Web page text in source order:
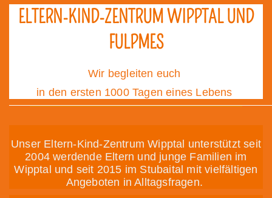
ELTERN-KIND-ZENTRUM WIPPTAL UND
FULPMES
Wir begleiten euch
in den ersten 1000 Tagen eines Lebens
Unser Eltern-Kind-Zentrum Wipptal unterstützt seit
2004 werdende Eltern und junge Familien im
Wipptal und seit 2015 im Stubaital mit vielfältigen
Angeboten in Alltagsfragen.